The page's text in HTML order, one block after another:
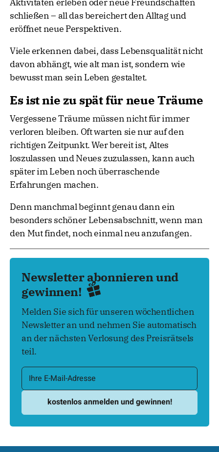
Aktivitäten erleben oder neue Freundschaften
schließen – all das bereichert den Alltag und
eröffnet neue Perspektiven.
Viele erkennen dabei, dass Lebensqualität nicht
davon abhängt, wie alt man ist, sondern wie
bewusst man sein Leben gestaltet.
Es ist nie zu spät für neue Träume
Vergessene Träume müssen nicht für immer
verloren bleiben. Oft warten sie nur auf den
richtigen Zeitpunkt. Wer bereit ist, Altes
loszulassen und Neues zuzulassen, kann auch
später im Leben noch überraschende
Erfahrungen machen.
Denn manchmal beginnt genau dann ein
besonders schöner Lebensabschnitt, wenn man
den Mut findet, noch einmal neu anzufangen.
Newsletter abonnieren und
gewinnen!
Melden Sie sich für unseren wöchentlichen
Newsletter an und nehmen Sie automatisch
an der nächsten Verlosung des Preisrätsels
teil.